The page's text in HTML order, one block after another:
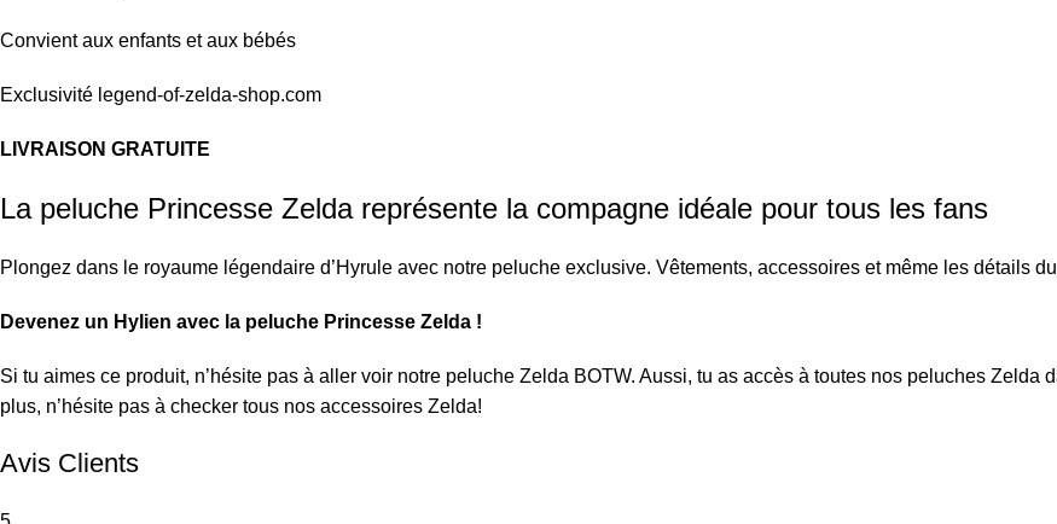
Convient aux enfants et aux bébés
Exclusivité legend-of-zelda-shop.com
LIVRAISON GRATUITE
La peluche Princesse Zelda représente la compagne idéale pour tous les fans
Plongez dans le royaume légendaire d’Hyrule avec notre peluche exclusive. Vêtements, accessoires et même les détails
Devenez un Hylien avec la peluche Princesse Zelda !
Si tu aimes ce produit, n’hésite pas à aller voir notre peluche Zelda BOTW. Aussi, tu as accès à toutes nos peluches Zelda
plus, n’hésite pas à checker tous nos accessoires Zelda!
Avis Clients